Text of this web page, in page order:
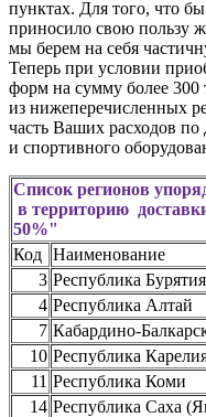
пунктах. Для того, что
приносило свою пользу
мы берем на себя
Теперь при условии
форм на сумму более 300
из нижеперечисленных
часть Ваших расходов по
и спортивного
Список регионов
в территорию
50%"
Код Наименование
3 Республика Бурятия
4 Республика Алтай
7 Кабардино-
10 Республика
11 Республика Коми
14 Республика Саха